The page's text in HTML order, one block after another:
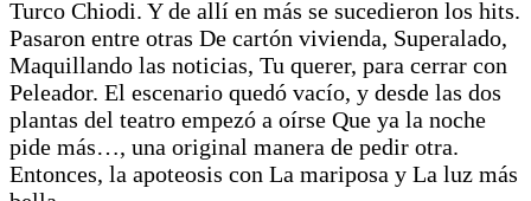
Turco Chiodi. Y de allí en más se sucedieron los hits.
Pasaron entre otras De cartón vivienda, Superalado,
Maquillando las noticias, Tu querer, para cerrar con
Peleador. El escenario quedó vacío, y desde las dos
plantas del teatro empezó a oírse Que ya la noche
pide más…, una original manera de pedir otra.
Entonces, la apoteosis con La mariposa y La luz más